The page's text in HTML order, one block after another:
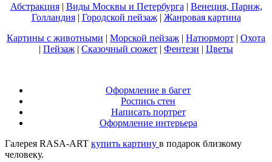
Абстракция| Виды Москвы и Петербурга | Венеция, Париж,
Голландия| Городской пейзаж| Жанровая картина
Картины с животными | Морской пейзаж | Натюрморт | Охота
| Пейзаж | Сказочный сюжет | Фентези | Цветы
Оформление в багет
Роспись стен
Написать портрет
Оформление интерьера
Галерея RASA-ART купить картину в подарок близкому
человеку.